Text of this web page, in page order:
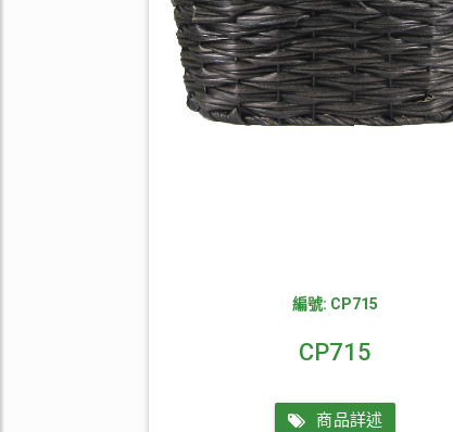
編號: CP715
CP715
商品詳述